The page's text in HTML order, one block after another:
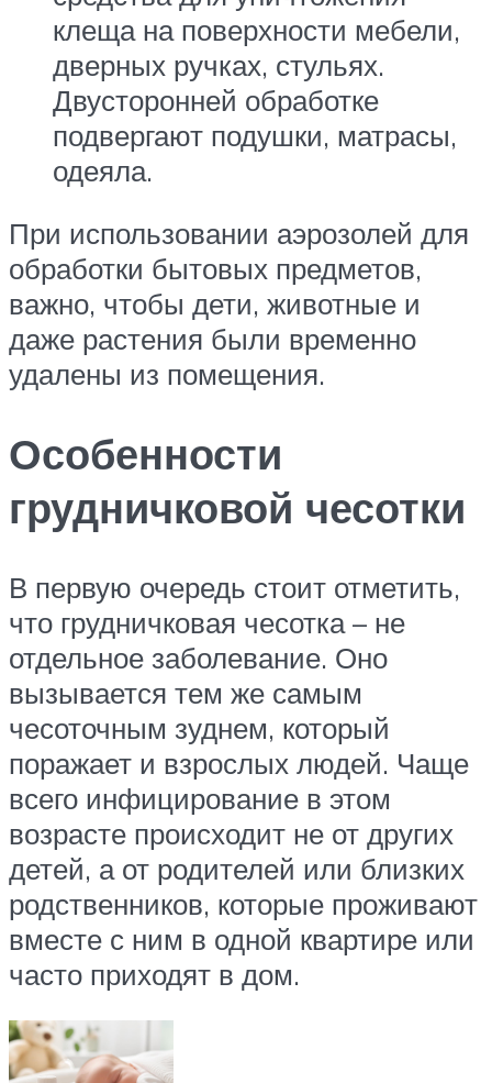
клеща на поверхности мебели,
дверных ручках, стульях.
Двусторонней обработке
подвергают подушки, матрасы,
одеяла.
При использовании аэрозолей для
обработки бытовых предметов,
важно, чтобы дети, животные и
даже растения были временно
удалены из помещения.
Особенности
грудничковой чесотки
В первую очередь стоит отметить,
что грудничковая чесотка – не
отдельное заболевание. Оно
вызывается тем же самым
чесоточным зуднем, который
поражает и взрослых людей. Чаще
всего инфицирование в этом
возрасте происходит не от других
детей, а от родителей или близких
родственников, которые проживают
вместе с ним в одной квартире или
часто приходят в дом.